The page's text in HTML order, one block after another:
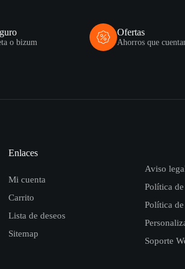
o bizum
Ofertas
Ahorros que
Enlaces
Mi cuenta
Carrito
Lista de deseos
Sitemap
Aviso
Política
Política
Soporte